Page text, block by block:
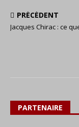
PRÉCÉDENT
Jacques Chirac : ce
PARTENAIRE